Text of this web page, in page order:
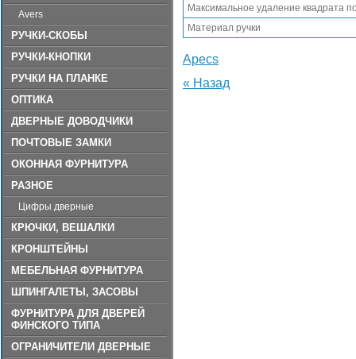
Avers
РУЧКИ-СКОБЫ
РУЧКИ-КНОПКИ
РУЧКИ НА ПЛАНКЕ
ОПТИКА
ДВЕРНЫЕ ДОВОДЧИКИ
ПОЧТОВЫЕ ЗАМКИ
ОКОННАЯ ФУРНИТУРА
РАЗНОЕ
Цифры дверные
КРЮЧКИ, ВЕШАЛКИ
КРОНШТЕЙНЫ
МЕБЕЛЬНАЯ ФУРНИТУРА
ШПИНГАЛЕТЫ, ЗАСОВЫ
ФУРНИТУРА ДЛЯ ДВЕРЕЙ
ФИНСКОГО ТИПА
ОГРАНИЧИТЕЛИ ДВЕРНЫЕ
Максимальное удаление квадрата
Материал ручки
Apecs
« Назад